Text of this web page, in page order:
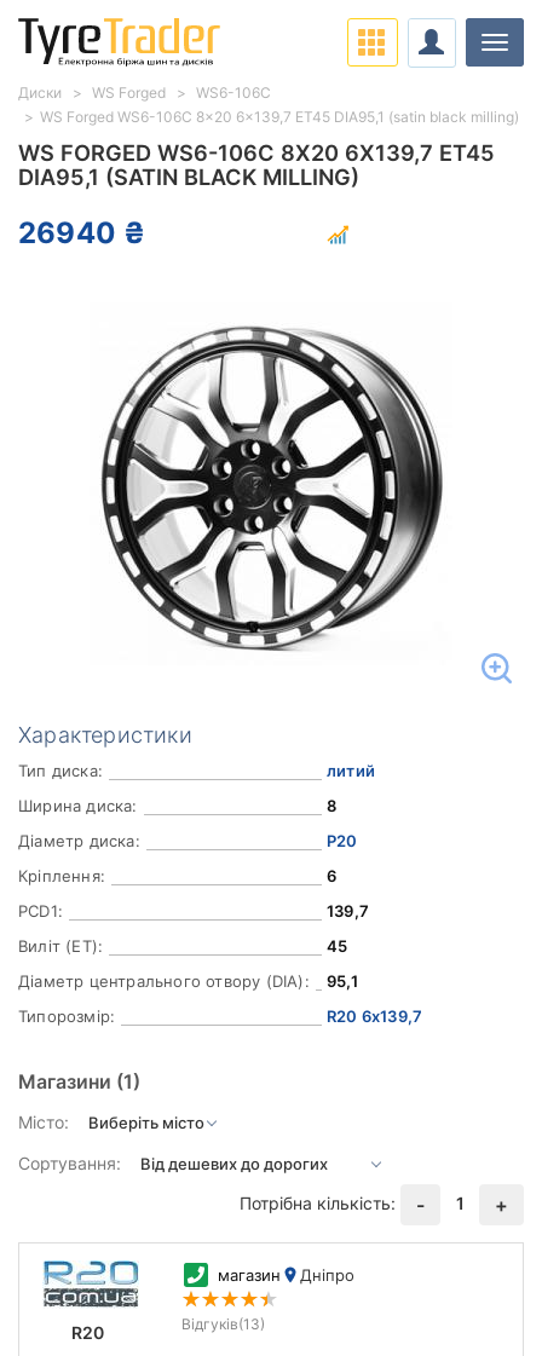
WS FORGED WS6-106C 8X20 6X139,7 ET45
DIA95,1 (SATIN BLACK MILLING)
26940 ₴
Характеристики
Тип диска:
литий
Ширина диска:
8
Діаметр диска:
Р20
Кріплення:
6
PCD1:
139,7
Виліт (ET):
45
Діаметр центрального отвору (DIA):
95,1
Типорозмір:
R20 6x139,7
Магазини (1)
Місто:
Сортування:
Потрібна кількість:
- 1 +
R20
магазин Дніпро
Відгуків(13)
Диски WS Forged
WS6-106C
WS Forged WS6-106C 8x20 6x139,7 ET45 DIA95,1 (satin black milling)